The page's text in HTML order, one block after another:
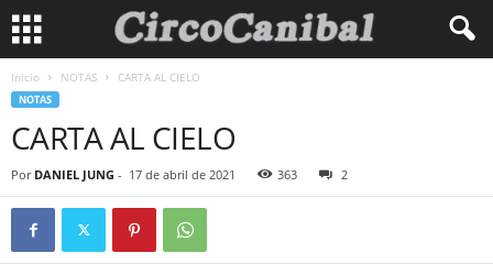
Inicio NOTAS CARTA AL CIELO
NOTAS
CARTA AL CIELO
Por DANIEL JUNG - 17 de abril de 2021 363 2